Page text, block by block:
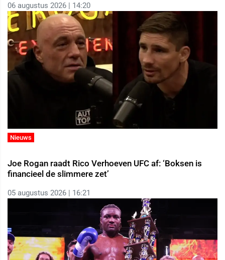
06 augustus 2026 | 14:20
Nieuws
Joe Rogan raadt Rico Verhoeven UFC af: ‘Boksen is
financieel de slimmere zet’
05 augustus 2026 | 16:21